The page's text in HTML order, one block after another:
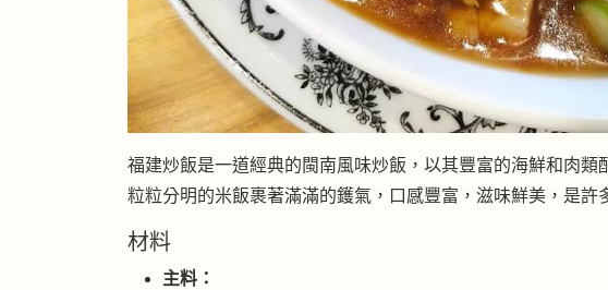
福建炒飯是一道經典的閩南風味炒飯，以其豐富的海鮮和肉
粒粒分明的米飯裹著滿滿的鑊氣，口感豐富，滋味鮮美，是許
材料
主料：